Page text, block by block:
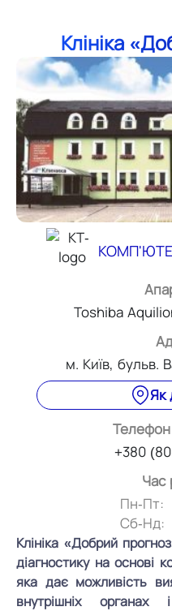
Клініка
Toshiba
м. Київ, бульв.
Як
+380
Час
Пн-Пт:
Сб-Нд:
Клініка «Добрий
діагностику на основі
яка дає можливість
внутрішніх органах